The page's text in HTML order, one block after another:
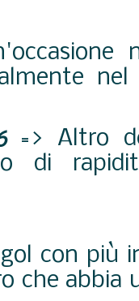
=> Altro
di
gol con più
che abbia